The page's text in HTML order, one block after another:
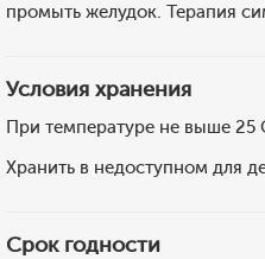
промыть желудок. Терапия
Условия хранения
При температуре не выше 25
Хранить в недоступном для
Срок годности